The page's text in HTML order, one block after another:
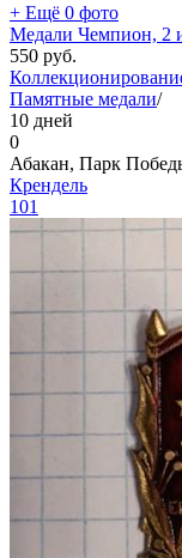
+ Ещё 0 фото
Медали Чемпион, 2
550 руб.
Памятные медали/
10 дней
0
Абакан, Парк
Крендель
101